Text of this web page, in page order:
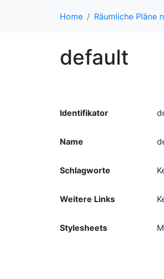
Home Räumliche Pläne
default
Identifikator
Name
Schlagworte
Weitere Links
Stylesheets